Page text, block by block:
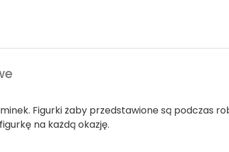
Figurki żaby przedstawione są podczas
na każdą okazję.